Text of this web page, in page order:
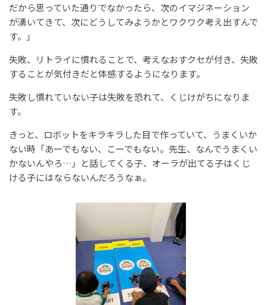
だから思っていた通りでなかったら、次のイマジネーション
が湧いてきて、次にどうしてみようかとワクワク考え出すんで
す。」
失敗、リトライに慣れることで、考えなおすクセが付き、失敗
することが気付きだと体感するようになります。
失敗し慣れていない子は失敗を恐れて、くじけがちになりま
す。
きっと、ロボットをキラキラした目で作っていて、うまくいか
ない時「あーでもない、こーでもない。先生、なんでうまくい
かないんやろ…」と話してくる子、オーラが出てる子はくじ
ける子にはならないんだろうなぁ。